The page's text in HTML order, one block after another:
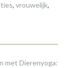
, vrouwelijk,
met Dierenyoga: